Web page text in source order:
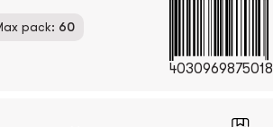
pack: 60
4030969875018